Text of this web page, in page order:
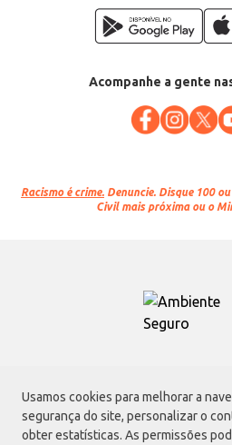
Usamos cookies para melhorar a
segurança do site, personalizar o
obter estatísticas. As permissões
Acompanhe a gente
Racismo é crime. Denuncie. Disque 100
Civil mais próxima ou o
Atacadão
Avenida Morvan Dias de Figueiredo, 6169,
02170-901 | CNPJ: